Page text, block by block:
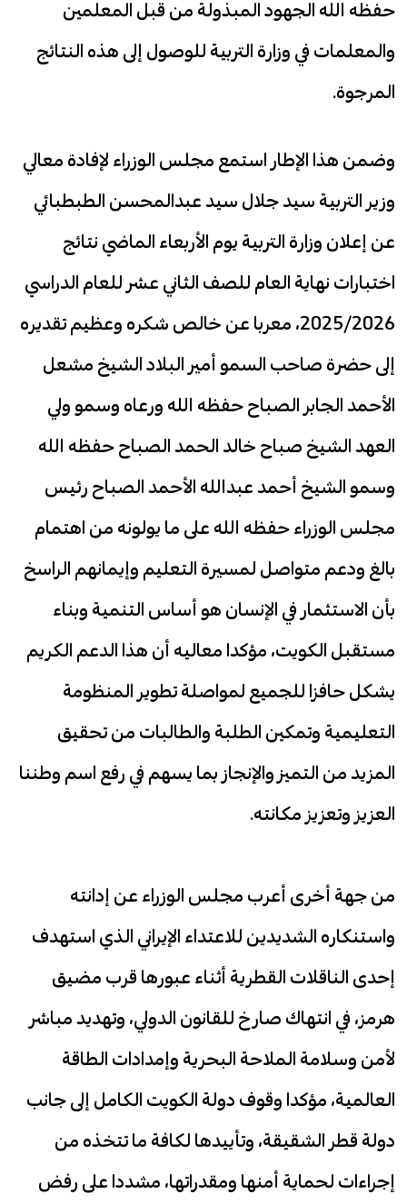
حفظه الله الجهود المبذولة من قبل المعلمين
والمعلمات في وزارة التربية للوصول إلى هذه النتائج
المرجوة.
وضمن هذا الإطار استمع مجلس الوزراء لإفادة معالي
وزير التربية سيد جلال سيد عبدالمحسن الطبطبائي
عن إعلان وزارة التربية يوم الأربعاء الماضي نتائج
اختبارات نهاية العام للصف الثاني عشر للعام الدراسي
2025/2026، معربا عن خالص شكره وعظيم تقديره
إلى حضرة صاحب السمو أمير البلاد الشيخ مشعل
الأحمد الجابر الصباح حفظه الله ورعاه وسمو ولي
العهد الشيخ صباح خالد الحمد الصباح حفظه الله
وسمو الشيخ أحمد عبدالله الأحمد الصباح رئيس
مجلس الوزراء حفظه الله على ما يولونه من اهتمام
بالغ ودعم متواصل لمسيرة التعليم وإيمانهم الراسخ
بأن الاستثمار في الإنسان هو أساس التنمية وبناء
مستقبل الكويت، مؤكدا معاليه أن هذا الدعم الكريم
يشكل حافزا للجميع لمواصلة تطوير المنظومة
التعليمية وتمكين الطلبة والطالبات من تحقيق
المزيد من التميز والإنجاز بما يسهم في رفع اسم وطننا
العزيز وتعزيز مكانته.
من جهة أخرى أعرب مجلس الوزراء عن إدانته
واستنكاره الشديدين للاعتداء الإيراني الذي استهدف
إحدى الناقلات القطرية أثناء عبورها قرب مضيق
هرمز، في انتهاك صارخ للقانون الدولي، وتهديد مباشر
لأمن وسلامة الملاحة البحرية وإمدادات الطاقة
العالمية، مؤكدا وقوف دولة الكويت الكامل إلى جانب
دولة قطر الشقيقة، وتأييدها لكافة ما تتخذه من
إجراءات لحماية أمنها ومقدراتها، مشددا على رفض